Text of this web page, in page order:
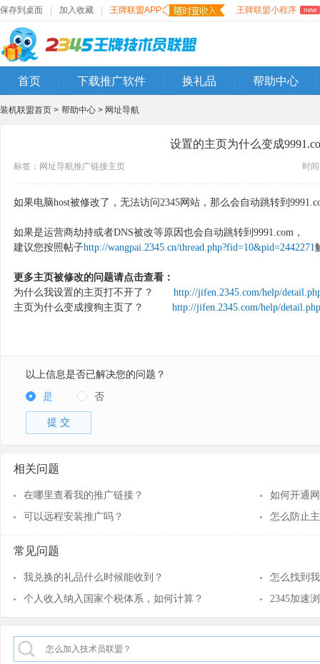
保存到桌面 加入收藏 王牌联盟APP 王牌联盟小程序 new
首页 下载推广软件 换礼品 帮助中心
装机联盟首页 > 帮助中心 > 网址导航
设置的主页为什么变成
标签： 网址导航推广链接主页 时
如果电脑host被修改了，无法访问2345网站，那么会自动跳转到
如果是运营商劫持或者DNS被改等原因也会自动跳转到9991.com，
建议您按照帖子http://wangpai.2345.cn/thread.php?fid=10&pid=2442271
更多主页被修改的问题请点击查看：
为什么我设置的主页打不开了？
http://jifen.2345.com/help/
主页为什么变成搜狗主页了？ http://jifen.2345.com/help/
以上信息是否已解决您的问题？
是 否
提 交
相关问题
在哪里查看我的推广链接？
如何开通
可以远程安装推广吗？
怎么防止
常见问题
我兑换的礼品什么时候能收到？
怎么找到
个人收入纳入国家个税体系，如何计算？
2345加速